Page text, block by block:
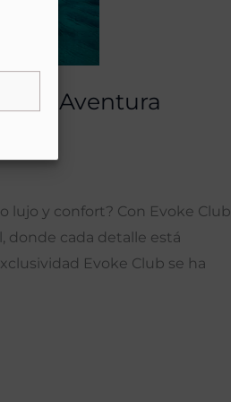
Aventura
lujo y confort? Con Evoke Club,
donde cada detalle está
Evoke Club se ha